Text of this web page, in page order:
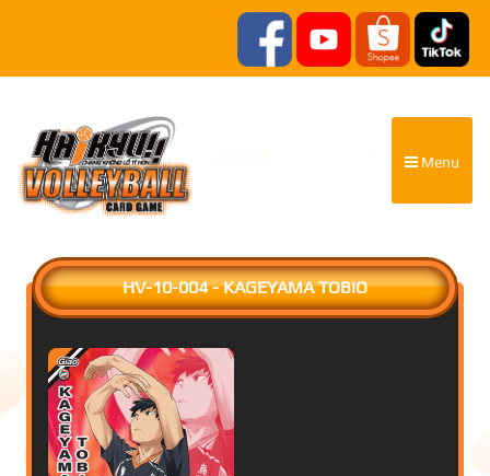
Menu
HV-10-004 - KAGEYAMA TOBIO